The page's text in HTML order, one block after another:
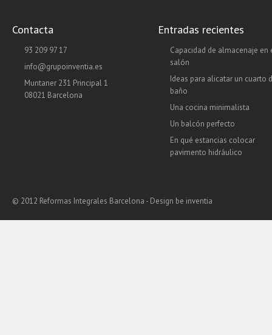
Contacta
93 209 97 17
info@grupoinventia.es
Muntaner 231 Principal 1
08021 Barcelona
Entradas recientes
Capacidad de almacenaje en
salón
Ideas para alicatar un cuarto
baño
Una cocina minimalista
Un balcón perfecto
En qué estancias colocar
pavimento hidráulico
© 2012 Reformas Integrales Barcelona - Design be inventia